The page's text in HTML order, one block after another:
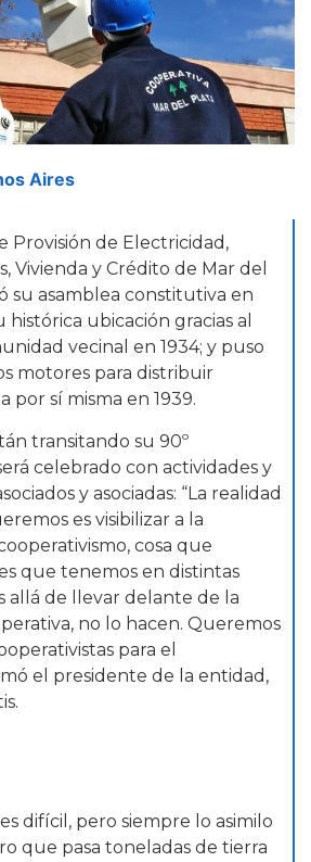
Aires
Provisión de Electricidad,
Vivienda y Crédito de Mar del
su asamblea constitutiva en
histórica ubicación gracias al
vecinal en 1934; y puso
motores para distribuir
por sí misma en 1939.
transitando su 90º
celebrado con actividades y
y asociadas: “La realidad
es visibilizar a la
cosa que
que tenemos en distintas
allá de llevar delante de la
no lo hacen. Queremos
para el
el presidente de la entidad,
difícil, pero siempre lo asimilo
que pasa toneladas de tierra